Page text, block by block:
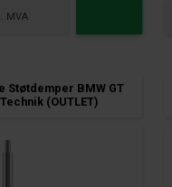
Støtdemper BMW GT
(OUTLET)